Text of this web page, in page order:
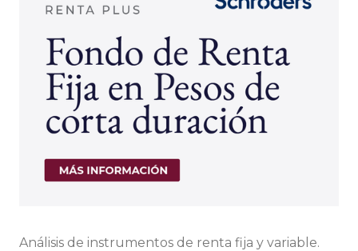
Análisis de instrumentos de renta fija y variable.